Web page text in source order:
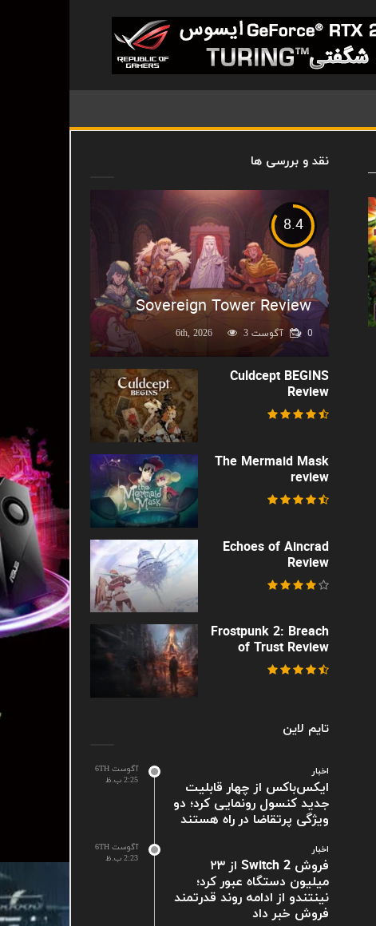
نقد و بررسی ها
8.4
Sovereign Tower Review
آگوست 6th, 2026 3 0
Culdcept BEGINS
Review
The Mermaid Mask
review
Echoes of Aincrad
Review
Frostpunk 2: Breach
of Trust Review
تایم لاین
آگوست 6TH
2:25 ب.ظ
اخبار
ایکس‌باکس از چهار قابلیت
جدید کنسول رونمایی کرد؛ دو
ویژگی پرتقاضا در راه هستند
آگوست 6TH
2:23 ب.ظ
اخبار
فروش Switch 2 از ۲۳
میلیون دستگاه عبور کرد؛
نینتندو از ادامه روند قدرتمند
فروش خبر داد